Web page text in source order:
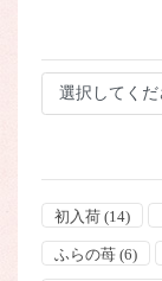
ー
初入荷(14)
ふらの苺(6)